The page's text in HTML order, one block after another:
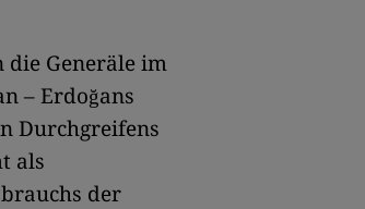
die Generäle im
– Erdoğans
Durchgreifens
als
der